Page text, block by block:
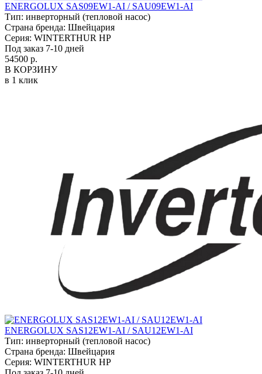
ENERGOLUX SAS09EW1-AI / SAU09EW1-AI
Тип: инверторный (тепловой насос)
Страна бренда: Швейцария
Серия: WINTERTHUR HP
Под заказ 7-10 дней
54500 р.
В КОРЗИНУ
в 1 клик
ENERGOLUX SAS12EW1-AI / SAU12EW1-AI
Тип: инверторный (тепловой насос)
Страна бренда: Швейцария
Серия: WINTERTHUR HP